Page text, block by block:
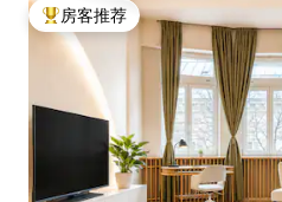
热门「房客推荐」
房客推荐